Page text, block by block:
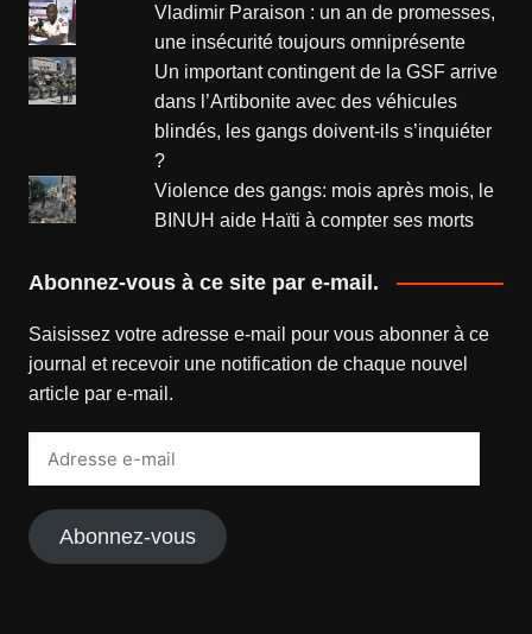
Vladimir Paraison : un an de promesses,
une insécurité toujours omniprésente
Un important contingent de la GSF arrive
dans l’Artibonite avec des véhicules
blindés, les gangs doivent-ils s’inquiéter
?
Violence des gangs: mois après mois, le
BINUH aide Haïti à compter ses morts
Abonnez-vous à ce site par e-mail.
Saisissez votre adresse e-mail pour vous abonner à ce
journal et recevoir une notification de chaque nouvel
article par e-mail.
Abonnez-vous